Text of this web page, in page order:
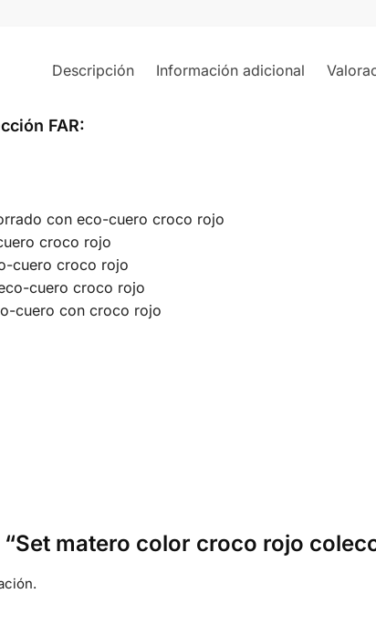
Descripción Información adicional
FAR:
con eco-cuero croco rojo
croco rojo
cuero croco rojo
cuero croco rojo
cuero con croco rojo
matero color croco rojo